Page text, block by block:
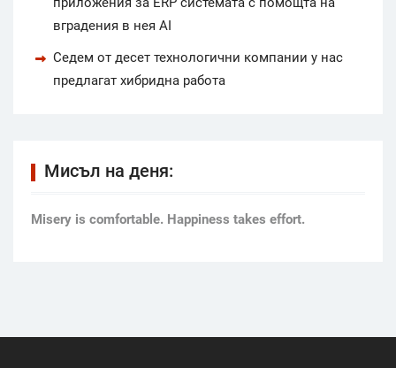
вградения в нея AI
Седем от десет технологични компании у нас
предлагат хибридна работа
Мисъл на деня:
Мisery is comfortable. Happiness takes effort.